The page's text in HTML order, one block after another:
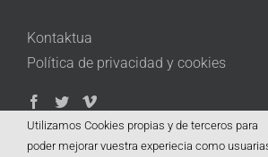
Kontaktua
Política de privacidad y cookies
Utilizamos Cookies propias y de terceros para
poder mejorar vuestra experiecia como